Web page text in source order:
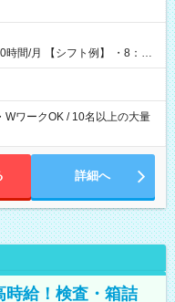
】 ・8：00
WワークOK / 10名以上の大量
詳細へ
時給！検査・箱詰